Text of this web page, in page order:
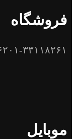
فروشگاه
۰۲۱۳۳۹۷۶۲۰۱-
موبایل